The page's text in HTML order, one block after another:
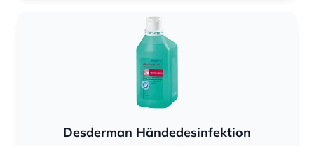
Desderman Händedesinfektion